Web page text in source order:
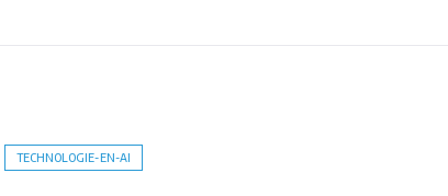
TECHNOLOGIE-EN-AI